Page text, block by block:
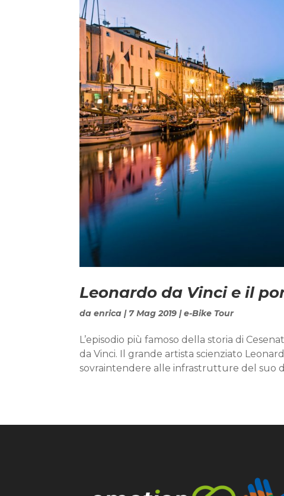
Leonardo da Vinci e il
daenrica | 7 Mag 2019 |e-Bike Tour
L’episodio più famoso della storia di
da Vinci. Il grande artista scienziato
sovraintendere alle infrastrutture del suo